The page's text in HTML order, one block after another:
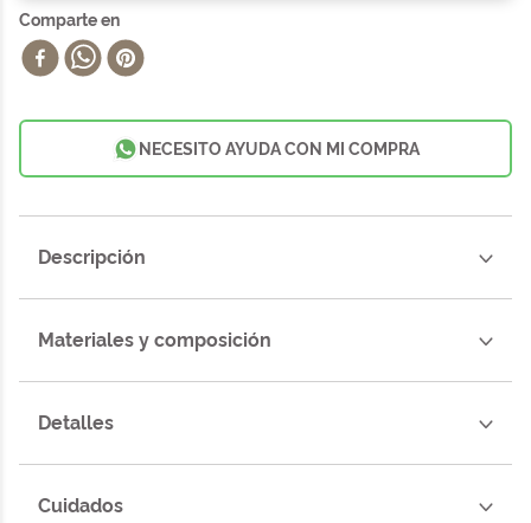
NECESITO AYUDA CON MI COMPRA
Descripción
Materiales y composición
Detalles
Cuidados